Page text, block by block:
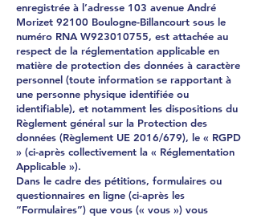
enregistrée à l’adresse 103 avenue André
Morizet 92100 Boulogne-Billancourt sous le
numéro RNA W923010755, est attachée au
respect de la réglementation applicable en
matière de protection des données à caractère
personnel (toute information se rapportant à
une personne physique identifiée ou
identifiable), et notamment les dispositions du
Règlement général sur la Protection des
données (Règlement UE 2016/679), le « RGPD
» (ci-après collectivement la « Réglementation
Applicable »).
Dans le cadre des pétitions, formulaires ou
questionnaires en ligne (ci-après les
“Formulaires”) que vous (« vous ») vous